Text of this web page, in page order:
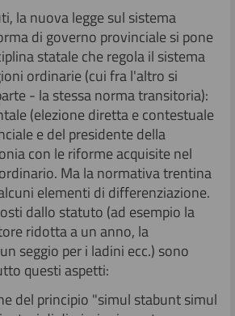
la nuova legge sul sistema
di governo provinciale si pone
statale che regola il sistema
ordinarie (cui fra l'altro si
- la stessa norma transitoria):
(elezione diretta e contestuale
e del presidente della
con le riforme acquisite nel
Ma la normativa trentina
elementi di differenziazione.
dallo statuto (ad esempio la
ridotta a un anno, la
seggio per i ladini ecc.) sono
questi aspetti:
del principio "simul stabunt simul